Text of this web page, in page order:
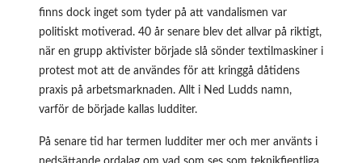
finns dock inget som tyder på att vandalismen var
politiskt motiverad. 40 år senare blev det allvar på riktigt,
när en grupp aktivister började slå sönder textilmaskiner i
protest mot att de användes för att kringgå dåtidens
praxis på arbetsmarknaden. Allt i Ned Ludds namn,
varför de började kallas ludditer.
På senare tid har termen ludditer mer och mer använts i